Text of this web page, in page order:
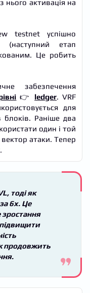
нього активація на
testnet успішно
етап
Це робить
забезпечення
👉 ledger. VRF
для
блоків. Раніше два
один і той
атаки. Тепер
, тоді як
6x. Це
зростання
продовжить